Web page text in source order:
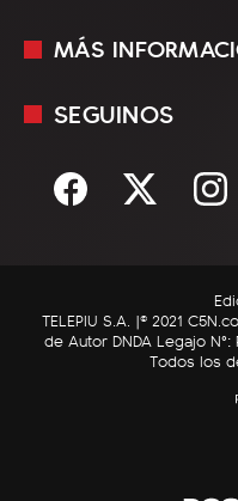
En Vivo
Sociedad
C5N Autos
RatingCero
MÁS
Mediakit
Términos y
SEGUINOS
TELEPIU S.A. |© 2021
de Autor DNDA Legajo N°:
Todos los